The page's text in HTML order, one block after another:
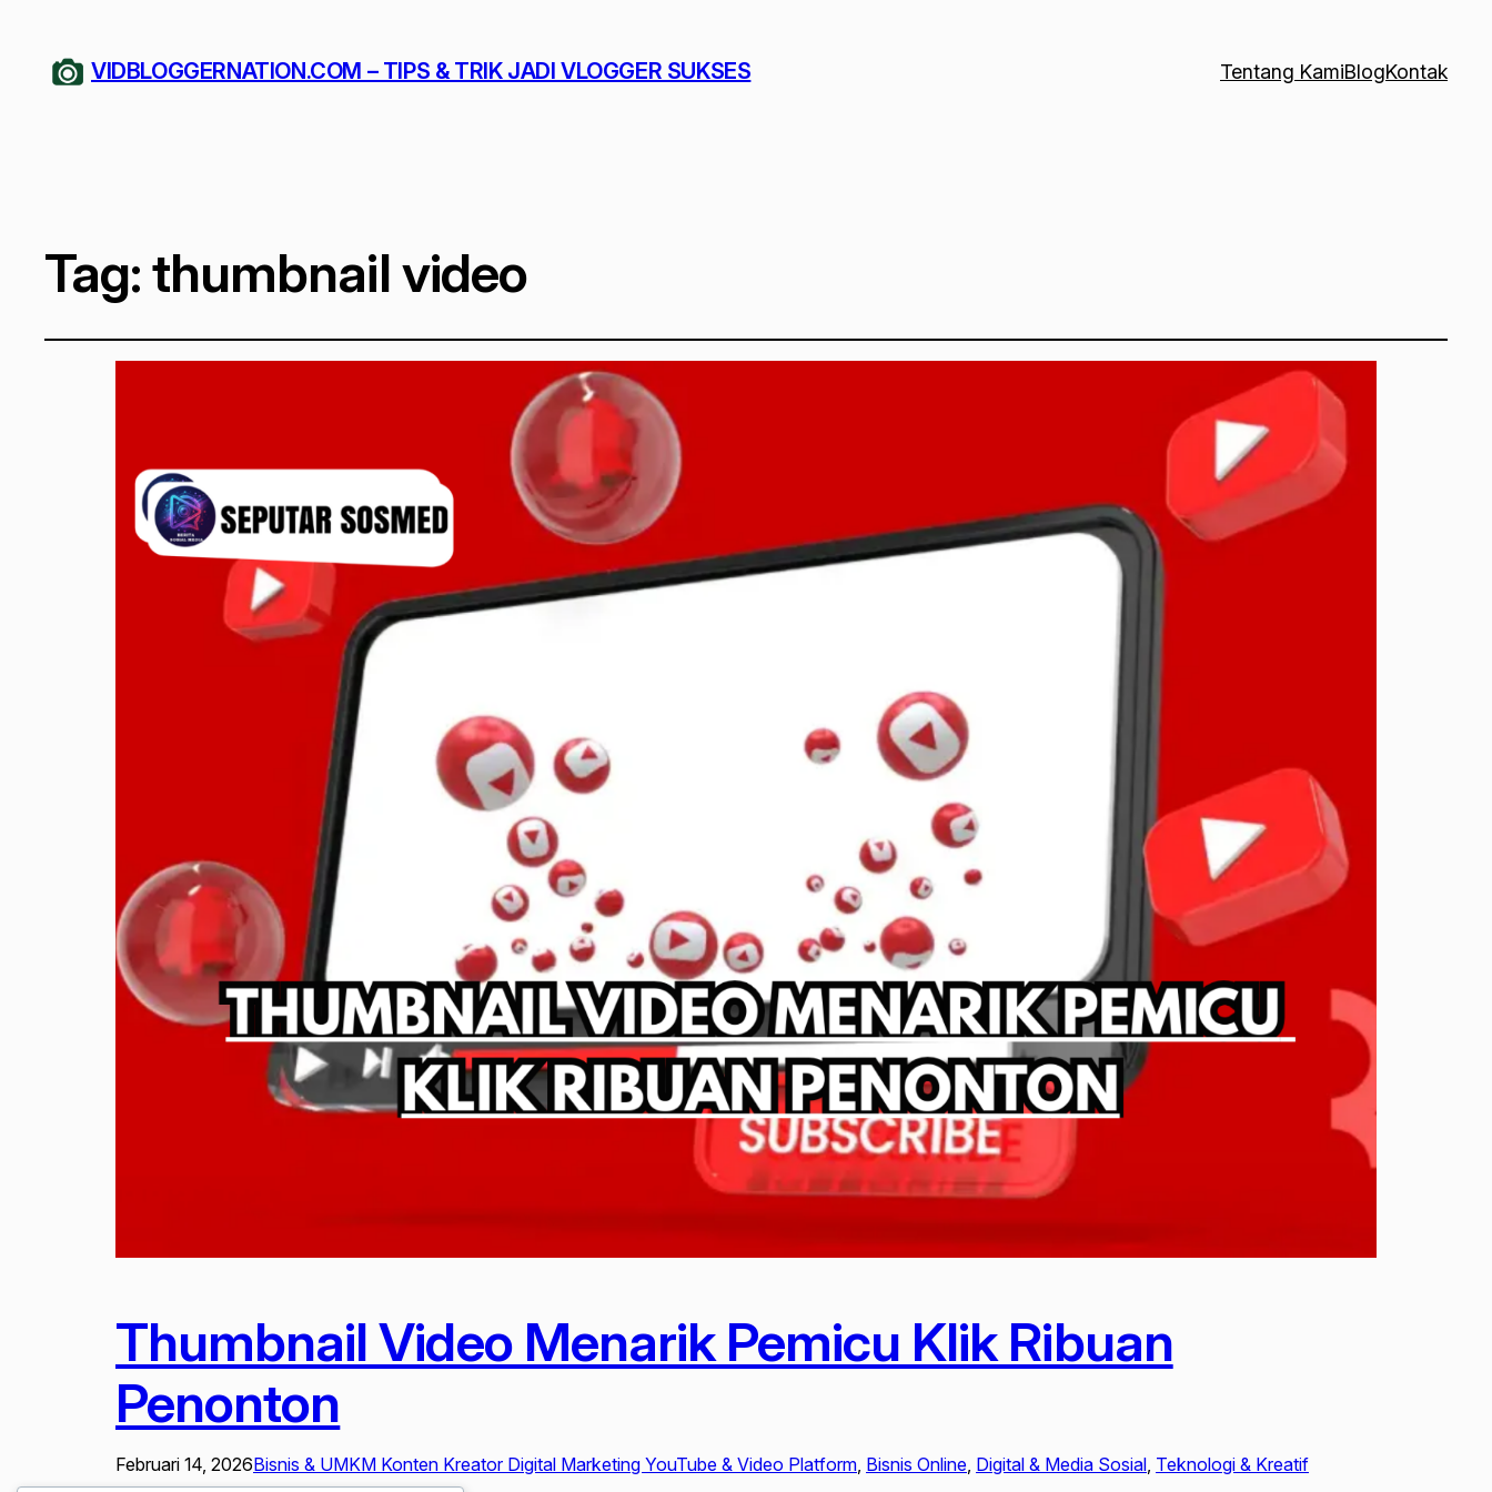
VIDBLOGGERNATION.COM – TIPS & TRIK JADI VLOGGER SUKSES Tentang KamiBlogKontak
Tag:thumbnail video
Thumbnail Video Menarik Pemicu Klik Ribuan
Penonton
Februari 14, 2026Bisnis & UMKM Konten Kreator Digital Marketing YouTube & Video Platform Bisnis Online Digital & Media Sosial Teknologi & Kreatif